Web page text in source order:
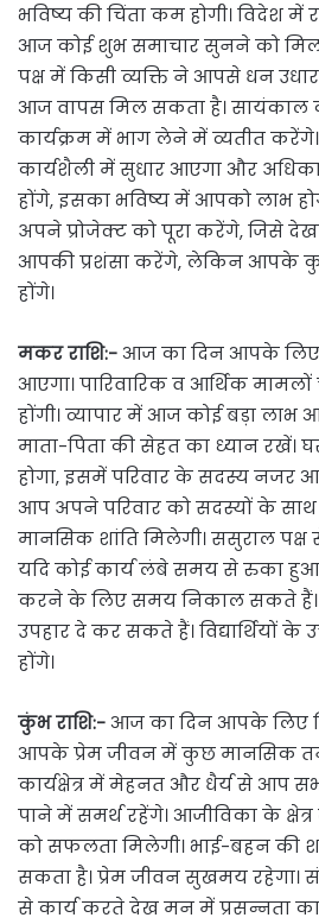
भविष्य की चिंता कम होगी। विदेश में
आज कोई शुभ समाचार सुनने को
पक्ष में किसी व्यक्ति ने आपसे धन
आज वापस मिल सकता है।
कार्यक्रम में भाग लेने में व्यतीत
कार्यशैली में सुधार आएगा और
होंगे, इसका भविष्य में आपको लाभ
अपने प्रोजेक्ट को पूरा करेंगे, जिसे
आपकी प्रशंसा करेंगे, लेकिन आपके
होंगे।
मकर राशि:-आज का दिन आपके लिए
आएगा। पारिवारिक व आर्थिक
होंगी। व्यापार में आज कोई बड़ा लाभ
माता-पिता की सेहत का ध्यान रखें।
होगा, इसमें परिवार के सदस्य नजर
आप अपने परिवार को सदस्यों के
मानसिक शांति मिलेगी। ससुराल
यदि कोई कार्य लंबे समय से रुका हुआ
करने के लिए समय निकाल सकते हैं।
उपहार दे कर सकते हैं। विद्यार्थियों के
होंगे।
कुंभ राशि:-आज का दिन आपके लिए
आपके प्रेम जीवन में कुछ मानसिक
कार्यक्षेत्र में मेहनत और धैर्य से आप
पाने में समर्थ रहेंगे। आजीविका के
को सफलता मिलेगी। भाई-बहन की
सकता है। प्रेम जीवन सुखमय रहेगा।
से कार्य करते देख मन में प्रसन्नता का